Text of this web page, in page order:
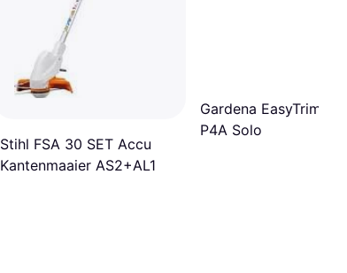
Stihl FSA 30 SET Accu
Kantenmaaier AS2+AL1
Gardena EasyTrim
P4A Solo